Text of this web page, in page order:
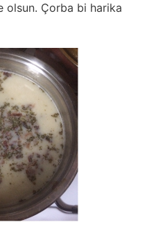
olsun. Çorba bi harika